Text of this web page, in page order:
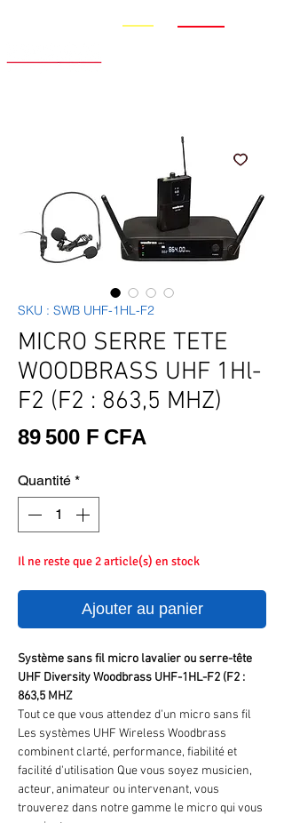
SKU : SWB UHF-1HL-F2
MICRO SERRE TETE
WOODBRASS UHF 1Hl-
F2 (F2 : 863,5 MHZ)
89 500 F CFA
Quantité *
Il ne reste que 2 article(s) en stock
Ajouter au panier
Système sans fil micro lavalier ou serre-tête
UHF Diversity Woodbrass UHF-1HL-F2 (F2 :
863,5 MHZ
Tout ce que vous attendez d'un micro sans fil
Les systèmes UHF Wireless Woodbrass
combinent clarté, performance, fiabilité et
facilité d'utilisation Que vous soyez musicien,
acteur, animateur ou intervenant, vous
trouverez dans notre gamme le micro qui vous